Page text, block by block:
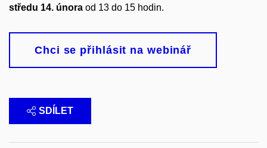
středu 14. února od 13 do 15 hodin.
Chci se přihlásit na webinář
SDÍLET